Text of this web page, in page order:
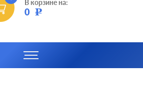
В корзине на:
0 Р